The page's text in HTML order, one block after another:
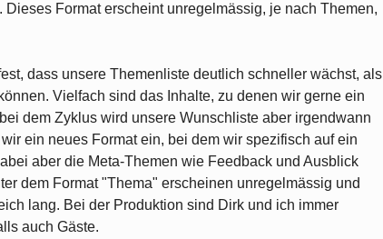
Dieses Format erscheint unregelmässig, je nach Themen,
dass unsere Themenliste deutlich schneller wächst, als
Vielfach sind das Inhalte, zu denen wir gerne ein
dem Zyklus wird unsere Wunschliste aber irgendwann
ein neues Format ein, bei dem wir spezifisch auf ein
aber die Meta-Themen wie Feedback und Ausblick
dem Format "Thema" erscheinen unregelmässig und
lang. Bei der Produktion sind Dirk und ich immer
auch Gäste.